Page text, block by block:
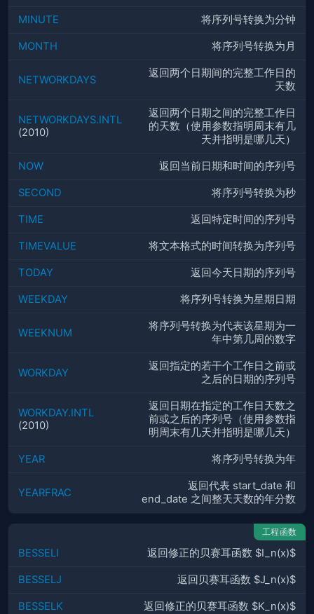
MINUTE 将序列号转换为分钟
MONTH 将序列号转换为月
NETWORKDAYS
返回两个日期间的完整工作日的
天数
NETWORKDAYS.INTL
(2010)
返回两个日期之间的完整工作日
的天数（使用参数指明周末有几
天并指明是哪几天）
NOW 返回当前日期和时间的序列号
SECOND 将序列号转换为秒
TIME 返回特定时间的序列号
TIMEVALUE 将文本格式的时间转换为序列号
TODAY 返回今天日期的序列号
WEEKDAY 将序列号转换为星期日期
WEEKNUM
将序列号转换为代表该星期为一
年中第几周的数字
WORKDAY
返回指定的若干个工作日之前或
之后的日期的序列号
WORKDAY.INTL
(2010)
返回日期在指定的工作日天数之
前或之后的序列号（使用参数指
明周末有几天并指明是哪几天）
YEAR 将序列号转换为年
YEARFRAC
返回代表 start_date 和
end_date 之间整天天数的年分数
工程函数
BESSELI 返回修正的贝赛耳函数 $I_n(x)$
BESSELJ 返回贝赛耳函数 $J_n(x)$
BESSELK 返回修正的贝赛耳函数 $K_n(x)$